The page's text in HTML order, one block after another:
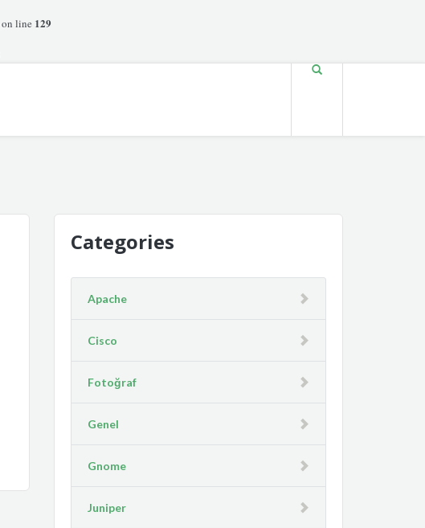
on line 129
Categories
Apache
Cisco
Fotoğraf
Genel
Gnome
Juniper